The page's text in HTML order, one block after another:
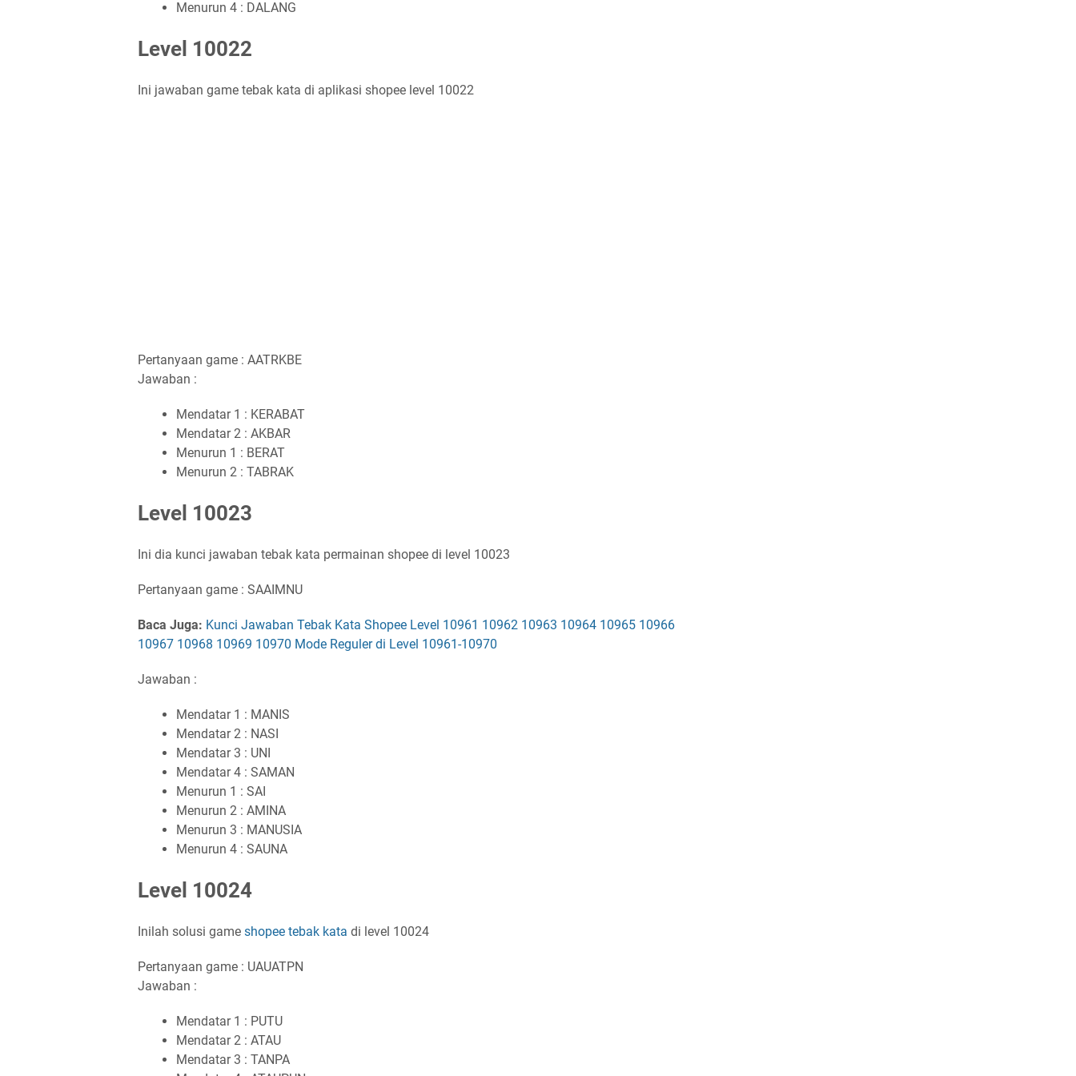
Menurun 4 : DALANG
Level 10022
Ini jawaban game tebak kata di aplikasi shopee level 10022
Pertanyaan game : AATRKBE
Jawaban :
Mendatar 1 : KERABAT
Mendatar 2 : AKBAR
Menurun 1 : BERAT
Menurun 2 : TABRAK
Level 10023
Ini dia kunci jawaban tebak kata permainan shopee di level 10023
Pertanyaan game : SAAIMNU
Baca Juga: Kunci Jawaban Tebak Kata Shopee Level 10961 10962 10963 10964 10965 10966
10967 10968 10969 10970 Mode Reguler di Level 10961-10970
Jawaban :
Mendatar 1 : MANIS
Mendatar 2 : NASI
Mendatar 3 : UNI
Mendatar 4 : SAMAN
Menurun 1 : SAI
Menurun 2 : AMINA
Menurun 3 : MANUSIA
Menurun 4 : SAUNA
Level 10024
Inilah solusi game shopee tebak kata di level 10024
Pertanyaan game : UAUATPN
Jawaban :
Mendatar 1 : PUTU
Mendatar 2 : ATAU
Mendatar 3 : TANPA